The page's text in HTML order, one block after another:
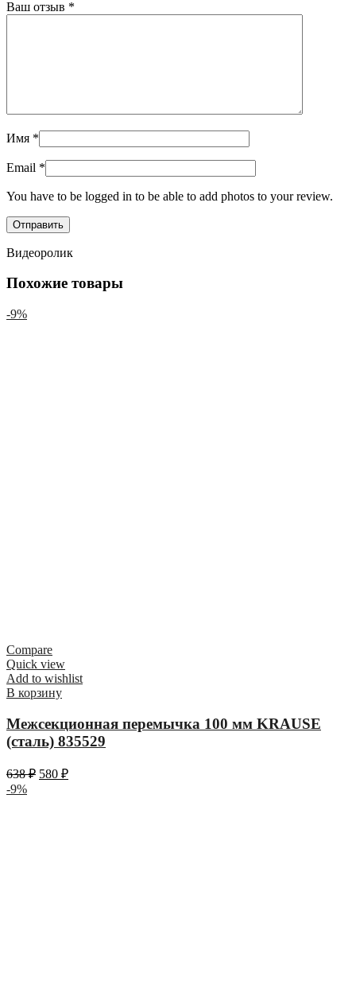
Ваш отзыв *
Имя *
Email *
You have to be logged in to be able to add photos to your review.
Видеоролик
Похожие товары
-9%
Compare
Quick view
Add to wishlist
В корзину
Межсекционная перемычка 100 мм KRAUSE
(сталь) 835529
638₽ 580 ₽
-9%